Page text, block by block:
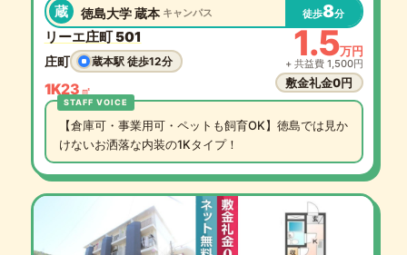
蔵 徳島大学 蔵本 キャンパス 徒歩8分
リーエ庄町 501
庄町 蔵本駅 徒歩12分
1K23 ㎡
1.5万円
+ 共益費 1,500円
敷金礼金0円
【倉庫可・事業用可・ペットも飼育OK】徳島では見か
けないお洒落な内装の1Kタイプ！